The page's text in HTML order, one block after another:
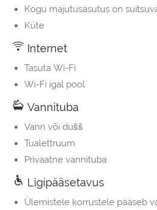
Kogu majutusasutus on
Küte
Internet
Tasuta Wi-Fi
Wi-Fi igal pool
Vannituba
Vann või dušš
Tualettruum
Privaatne vannituba
Ligipääsetavus
Ülemistele korrustele pääseb